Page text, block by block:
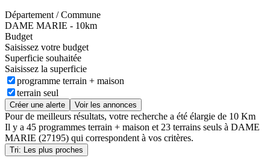
Département / Commune
DAME MARIE - 10km
Budget
Saisissez votre budget
Superficie souhaitée
Saisissez la superficie
programme terrain + maison
terrain seul
Créer une alerte Voir les annonces
Pour de meilleurs résultats, votre recherche a été élargie de 10 Km
Il y a 45 programmes terrain + maison et 23 terrains seuls à DAME
MARIE (27195) qui correspondent à vos critères.
Tri: Les plus proches